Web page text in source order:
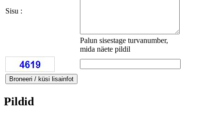
Sisu :
Palun sisestage turvanumber,
mida näete pildil
Pildid